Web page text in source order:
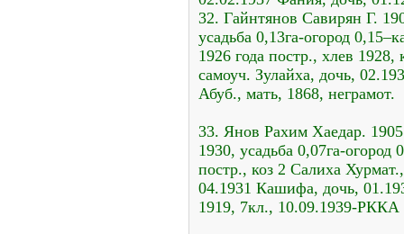
32. Гайнтянов Савирян Г.
усадьба 0,13га-огород
1926 года постр., хлев
самоуч. Зулайха, дочь,
Абуб., мать, 1868, неграмот.
33. Янов Рахим Хаедар.
1930, усадьба 0,07га-огород
постр., коз 2 Салиха
04.1931 Кашифа, дочь,
1919, 7кл., 10.09.1939-РККА